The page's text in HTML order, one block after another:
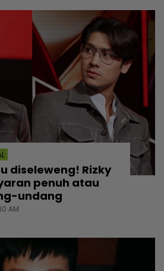
diseleweng! Rizky
penuh atau
undang
AM